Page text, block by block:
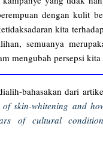
dengan kulit
kita
semuanya
mengubah persepsi
bahasakan dari
skin-whitening and
of cultural